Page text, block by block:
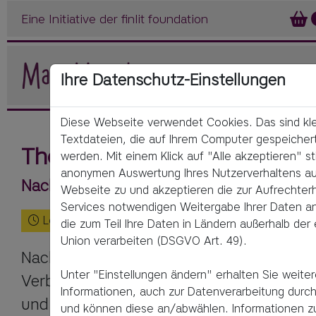
Eine Initiative der finlit foundation
Thema: Konsum
Nachhaltiger Konsum im Alltag
Lesezeit:3 Minuten
Nachhaltiger Konsum ist eine
Verbraucherverhalten, bei dem unter
und Umweltaspekte bei der
Ihre Datenschutz-Einstellungen
Diese Webseite verwendet Cookies. Das sind
Textdateien, die auf Ihrem Computer
werden. Mit einem Klick auf "Alle akzeptieren"
anonymen Auswertung Ihres Nutzerverhaltens
Webseite zu und akzeptieren die zur
Services notwendigen Weitergabe Ihrer Daten
die zum Teil Ihre Daten in Ländern außerhalb der
Union verarbeiten (DSGVO Art. 49).
Unter "Einstellungen ändern" erhalten Sie
Informationen, auch zur Datenverarbeitung
und können diese an/abwählen. Informationen